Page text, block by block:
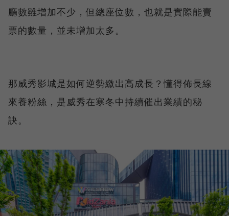
廳數雖增加不少，但總座位數，也就是實際能賣
票的數量，並未增加太多。
那威秀影城是如何逆勢繳出高成長？懂得佈長線
來養粉絲，是威秀在寒冬中持續催出業績的秘
訣。